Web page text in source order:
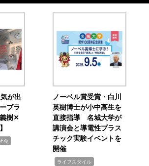
が出
ブラ
樹✕
会
ノーベル賞受賞・白川
英樹博士が小中高生を
直接指導 名城大学が
講演会と導電性プラス
チック実験イベントを
開催
ライフスタイル